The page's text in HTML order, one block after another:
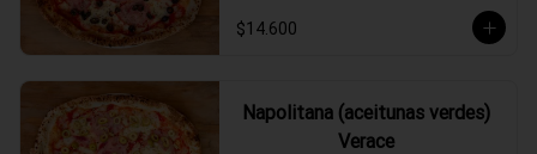
$14.600
Napolitana (aceitunas verdes)
Verace